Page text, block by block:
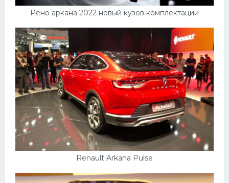
Рено аркана 2022 новый кузов комплектации
Renault Arkana Pulse